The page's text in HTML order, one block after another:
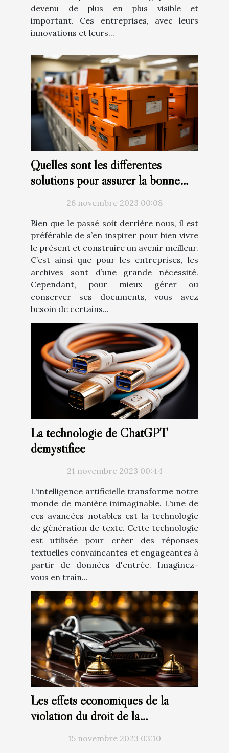
devenu de plus en plus visible et
important. Ces entreprises, avec leurs
innovations et leurs...
Quelles sont les différentes
solutions pour assurer la bonne
gestion des archives ?
26 novembre 2023 00:08
Bien que le passé soit derrière nous, il est
préférable de s’en inspirer pour bien vivre
le présent et construire un avenir meilleur.
C’est ainsi que pour les entreprises, les
archives sont d’une grande nécessité.
Cependant, pour mieux gérer ou
conserver ses documents, vous avez
besoin de certains...
La technologie de ChatGPT
démystifiée
21 novembre 2023 00:44
L'intelligence artificielle transforme notre
monde de manière inimaginable. L'une de
ces avancées notables est la technologie
de génération de texte. Cette technologie
est utilisée pour créer des réponses
textuelles convaincantes et engageantes à
partir de données d'entrée. Imaginez-
vous en train...
Les effets économiques de la
violation du droit de la
concurrence: Analyse du marché
15 novembre 2023 03:10